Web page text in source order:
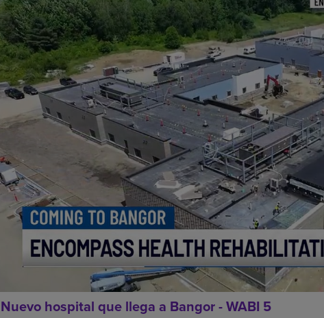
Nuevo hospital que llega a Bangor - WABI 5